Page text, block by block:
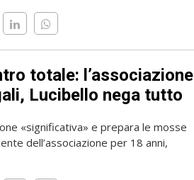
totale: l’associazione
Lucibello nega tutto
«significativa» e prepara le mosse
dell’associazione per 18 anni,